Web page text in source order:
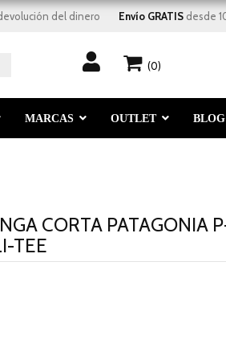
del dinero Envío GRATIS desde
(0)
MARCAS OUTLET BLOG
CORTA PATAGONIA
TEE